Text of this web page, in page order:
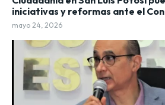
iniciativas y reformas ante el
mayo 24, 2026